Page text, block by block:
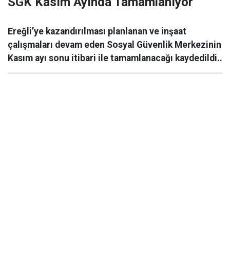
Ereğli’ye kazandırılması planlanan ve inşaat
çalışmaları devam eden Sosyal Güvenlik Merkezinin
Kasım ayı sonu itibari ile tamamlanacağı kaydedildi..